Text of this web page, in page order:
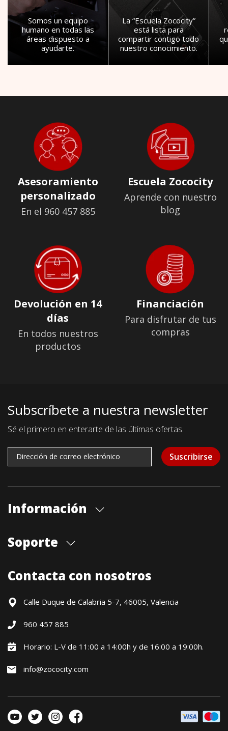
Somos un equipo
humano en todas las
áreas dispuesto a
ayudarte.
La “Escuela Zococity”
está lista para
compartir contigo todo
nuestro conocimiento.
Asesoramiento
personalizado
En el 960 457 885
Escuela Zococity
Aprende con nuestro
blog
Devolución en 14
días
En todos nuestros
productos
Financiación
Para disfrutar de tus
compras
Subscríbete a nuestra newsletter
Sé el primero en enterarte de las últimas ofertas.
Suscribirse
Información
Cita previa tienda
Contacto
Soporte
Formas de pago
Devoluciones / Garantía
Política precio mínimo garantizado
Financiación CETELEM
Condiciones generales
Contacta con nosotros
Calle Duque de Calabria 5-7, 46005, Valencia
960 457 885
Horario: L-V de 11:00 a 14:00h y de 16:00 a 19:00h.
info@zococity.com